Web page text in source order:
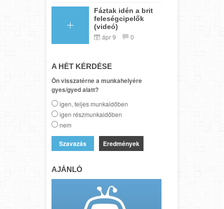
Fáztak idén a brit
feleségcipelők
(videó)
ápr 9 0
A HÉT KÉRDÉSE
Ön visszatérne a munkahelyére
gyes/gyed alatt?
igen, teljes munkaidőben
igen részmunkaidőben
nem
Eredmények
AJÁNLÓ